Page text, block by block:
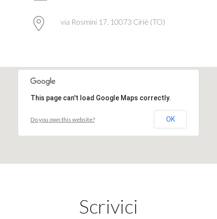
via Rosmini 17, 10073 Cirié (TO)
This page can't load Google Maps correctly.
Do you own this website? OK
Scrivici